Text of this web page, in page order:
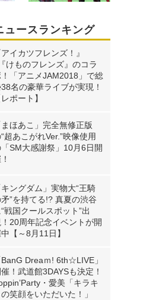
ュースランキング
アイカツフレンズ！』
けものフレンズ』のコラ
！「アニメJAM2018」で総
名の豪華ライブが実現！
レポート】
まほあこ」完全無修正版
超あこがれVer.”映像使用
SM大感謝祭」10月6日開
キングダム」実物大“王騎
”を持てる!? 真夏の渋谷
戦国クールスポット”出
20周年記念イベントが開
【～8月11日】
BanG Dreaｍ! 6th☆LIVE」
催！武道館3DAYSも決定！
・愛美「キラキ
笑顔をいただいた！」